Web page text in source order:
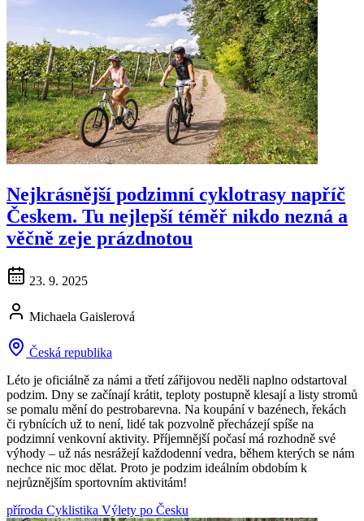
Nejkrásnější podzimní cyklotrasy napříč
Českem. Tu nejlepší téměř nikdo nezná a
věčně zeje prázdnotou
23. 9. 2025
Michaela Gaislerová
Česká republika
Léto je oficiálně za námi a třetí zářijovou neděli naplno odstartoval
podzim. Dny se začínají krátit, teploty postupně klesají a listy stromů
se pomalu mění do pestrobarevna. Na koupání v bazénech, řekách
či rybnících už to není, lidé tak pozvolně přecházejí spíše na
podzimní venkovní aktivity. Příjemnější počasí má rozhodně své
výhody – už nás nesrážejí každodenní vedra, během kterých se nám
nechce nic moc dělat. Proto je podzim ideálním obdobím k
nejrůznějším sportovním aktivitám!
příroda Cyklistika Výlety po Česku